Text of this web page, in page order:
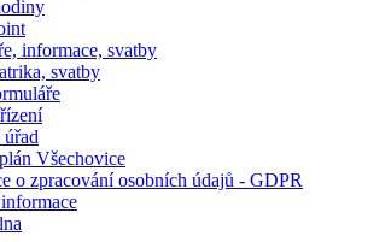
informace, svatby
svatby
úřad
Všechovice
o zpracování osobních údajů - GDPR